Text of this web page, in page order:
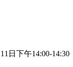
11 日 下午14:00-14:30